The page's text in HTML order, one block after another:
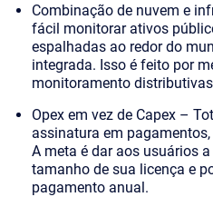
Combinação de nuvem e
fácil monitorar ativos
espalhadas ao redor do
integrada. Isso é feito por
monitoramento
Opex em vez de Capex –
assinatura em
A meta é dar aos usuários
tamanho de sua licença e
pagamento anual.